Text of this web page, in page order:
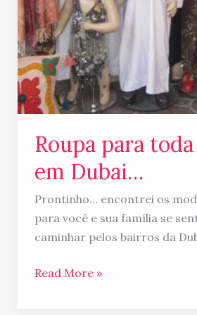
Roupa para
em Dubai…
Prontinho… encontrei os
para você e sua família se
caminhar pelos bairros da
Read More »